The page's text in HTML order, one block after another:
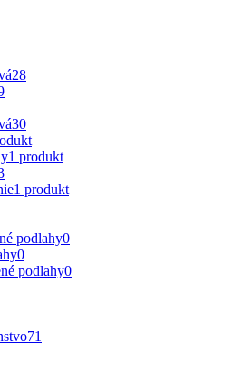
28
30
1 produkt
1 produkt
podlahy0
0
podlahy0
71